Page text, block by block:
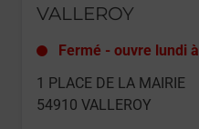
VALLEROY
Fermé - ouvre lundi à
1 PLACE DE LA MAIRIE
54910 VALLEROY